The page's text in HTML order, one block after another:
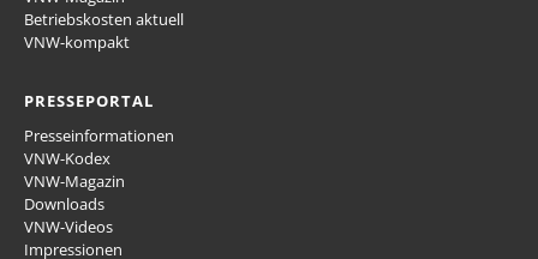
Betriebskosten aktuell
VNW-kompakt
PRESSEPORTAL
Presseinformationen
VNW-Kodex
VNW-Magazin
Downloads
VNW-Videos
Impressionen